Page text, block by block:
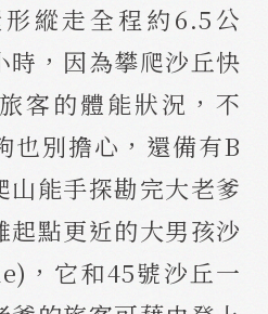
縱走全程約6.5公
時，因為攀爬沙丘快
客的體能狀況，不
也別擔心，還備有B
山能手探勘完大老爹
起點更近的大男孩沙
，它和45號沙丘一